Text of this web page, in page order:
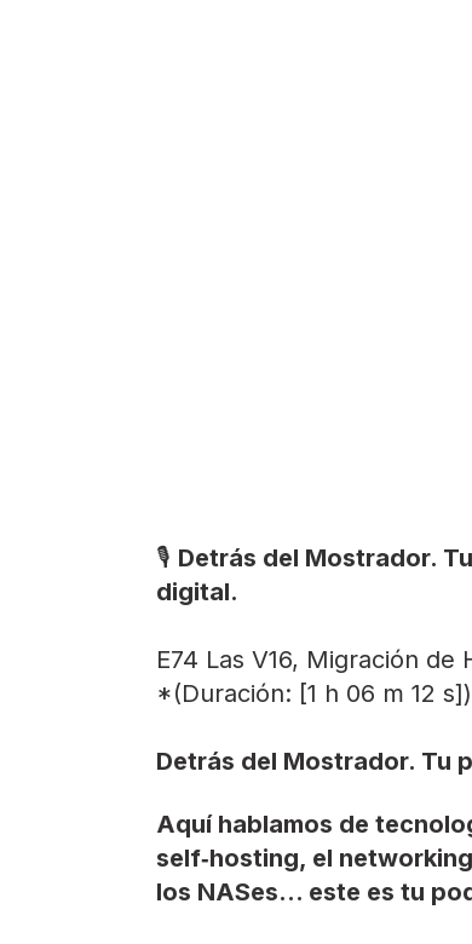
🎙️ Detrás del Mostrador.
digital.
E74 Las V16, Migración de
*(Duración: [1 h 06 m 12
Detrás del Mostrador. Tu
Aquí hablamos de
self‑hosting, el
los NASes... este es tu